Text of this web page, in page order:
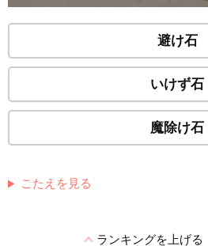
避け石
いけず石
魔除け石
こたえを見る
expand_lessランキングを上げる